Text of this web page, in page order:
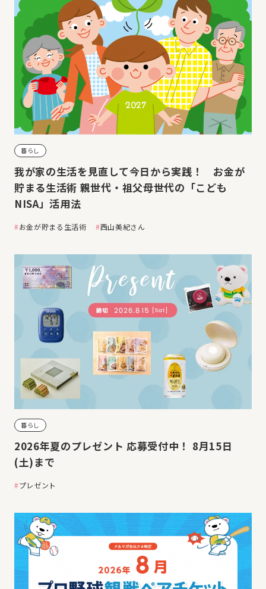
暮らし
我が家の生活を見直して今日から実践！ お金が
貯まる生活術 親世代・祖父母世代の「こども
NISA」活用法
お金が貯まる生活術 西山美紀さん
暮らし
2026年夏のプレゼント 応募受付中！ 8月15日
(土)まで
プレゼント